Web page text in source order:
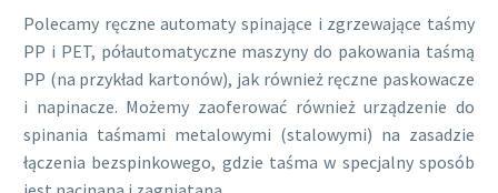
Polecamy ręczne automaty spinające i zgrzewające taśmy
PP i PET, półautomatyczne maszyny do pakowania taśmą
PP (na przykład kartonów), jak również ręczne paskowacze
i napinacze. Możemy zaoferować również urządzenie do
spinania taśmami metalowymi (stalowymi) na zasadzie
łączenia bezspinkowego, gdzie taśma w specjalny sposób